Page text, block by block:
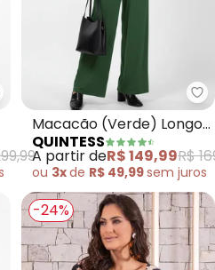
- Macacão (Cinza)
Macacão (Verde) Longo
com Bolsos e Faixa
QUINTESS
A partir deR$ 149,99R$
ou 3xde R$ 49,99sem juros
-24%